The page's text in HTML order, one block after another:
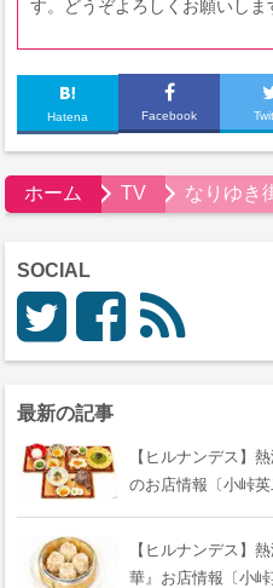
す。どうぞよろしくお願いしま
Hatena Facebook
ホーム TV なりゆき
SOCIAL
最新の記事
【ヒルナンデス】
のお店情報〔小峠英
【ヒルナンデス】
華』お店情報〔小峠